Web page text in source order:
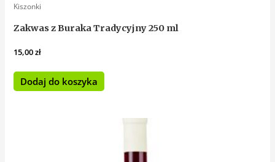
Kiszonki
Zakwas z Buraka Tradycyjny 250 ml
15,00zł
Dodaj do koszyka